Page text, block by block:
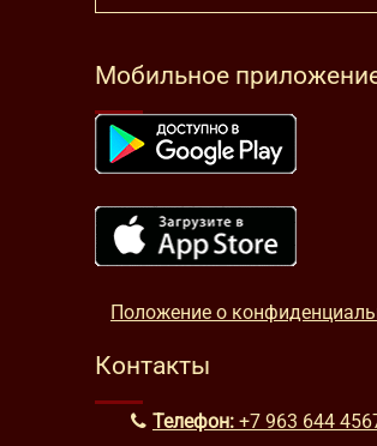
Мобильное
Положение о
Контакты
Телефон: +7 963 644